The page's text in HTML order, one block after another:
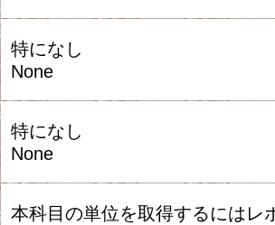
特になし
None
特になし
None
本科目の単位を取得するにはレ